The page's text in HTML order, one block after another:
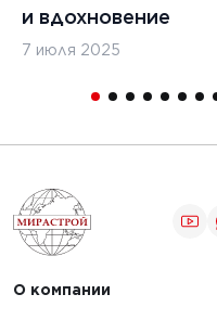
и вдохновение
7 июля 2025
О компании